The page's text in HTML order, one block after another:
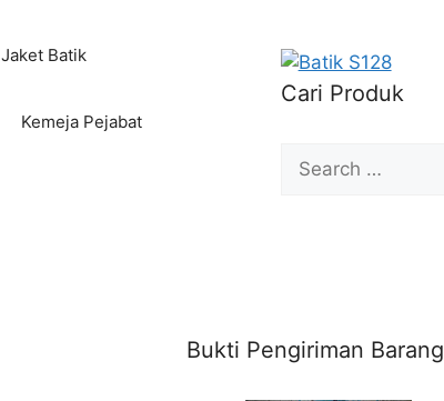
Jaket Batik
Kemeja Pejabat
Cari Produk
Search
for:
Bukti Pengiriman Barang